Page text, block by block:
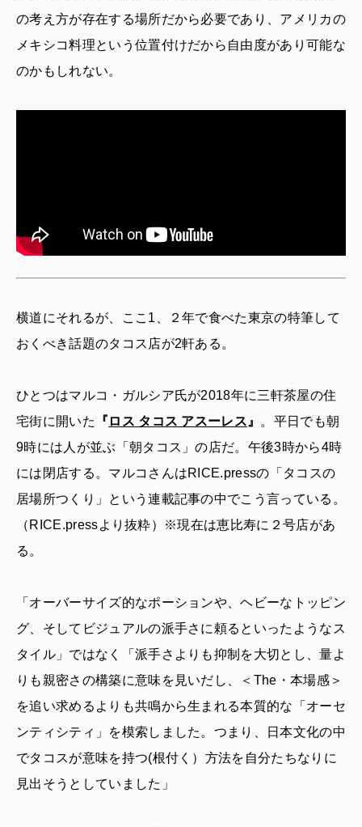
の考え方が存在する場所だから必要であり、アメリカの
メキシコ料理という位置付けだから自由度があり可能な
のかもしれない。
横道にそれるが、ここ1、２年で食べた東京の特筆して
おくべき話題のタコス店が2軒ある。
ひとつはマルコ・ガルシア氏が2018年に三軒茶屋の住
宅街に開いた
『 ロス タコス アスーレス 』 。平日でも朝
9時には人が並ぶ「朝タコス」の店だ。午後3時から4時
には閉店する。マルコさんはRICE.pressの「タコスの
居場所つくり」という連載記事の中でこう言っている。
（RICE.pressより抜粋）※現在は恵比寿に２号店があ
る。
「オーバーサイズ的なポーションや、ヘビーなトッピン
グ、そしてビジュアルの派手さに頼るといったようなス
タイル」ではなく「派手さよりも抑制を大切とし、量よ
りも親密さの構築に意味を見いだし、＜The・本場感＞
を追い求めるよりも共鳴から生まれる本質的な「オーセ
ンティシティ」を模索しました。つまり、日本文化の中
でタコスが意味を持つ(根付く）方法を自分たちなりに
見出そうとしていました」